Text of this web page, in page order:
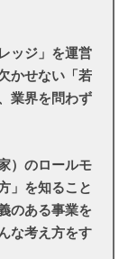
ッジ」を運営
かせない「若
業界を問わず
）のロールモ
」を知ること
のある事業を
な考え方をす